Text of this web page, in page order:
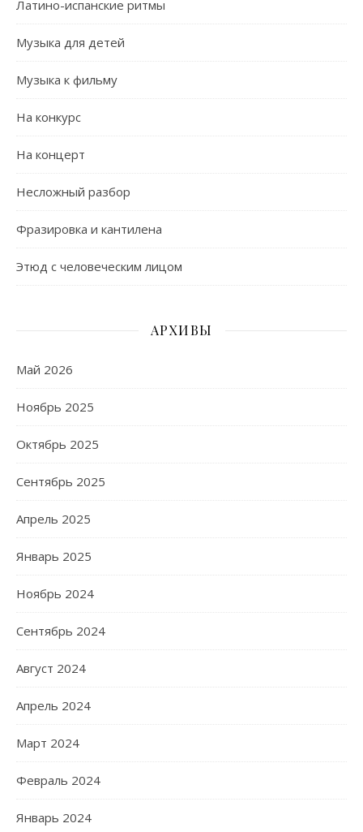
Латино-испанские ритмы
Музыка для детей
Музыка к фильму
На конкурс
На концерт
Несложный разбор
Фразировка и кантилена
Этюд с человеческим лицом
АРХИВЫ
Май 2026
Ноябрь 2025
Октябрь 2025
Сентябрь 2025
Апрель 2025
Январь 2025
Ноябрь 2024
Сентябрь 2024
Август 2024
Апрель 2024
Март 2024
Февраль 2024
Январь 2024